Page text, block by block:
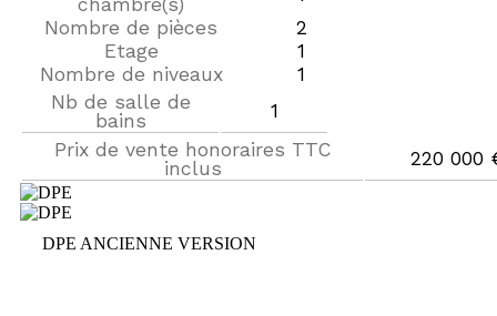
Nombre de pièces
2
Etage
1
Nombre de niveaux
1
Label Value
Nb de salle de
bains
1
Label Value
Prix de vente honoraires TTC
inclus
220 000
DPE ANCIENNE VERSION